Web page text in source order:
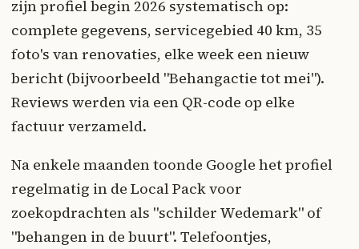
zijn profiel begin 2026 systematisch op:
complete gegevens, servicegebied 40 km, 35
foto's van renovaties, elke week een nieuw
bericht (bijvoorbeeld "Behangactie tot mei").
Reviews werden via een QR-code op elke
factuur verzameld.
Na enkele maanden toonde Google het profiel
regelmatig in de Local Pack voor
zoekopdrachten als "schilder Wedemark" of
"behangen in de buurt". Telefoontjes,